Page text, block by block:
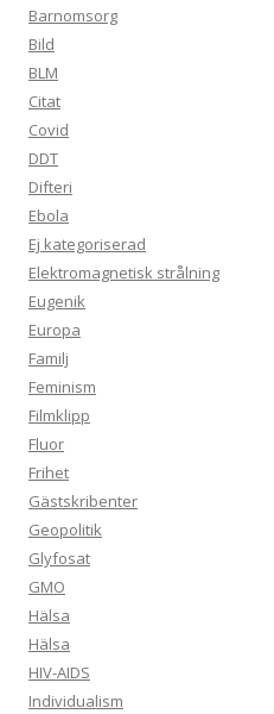
Barnomsorg
Bild
BLM
Citat
Covid
DDT
Difteri
Ebola
Ej kategoriserad
Elektromagnetisk strålning
Eugenik
Europa
Familj
Feminism
Filmklipp
Fluor
Frihet
Gästskribenter
Geopolitik
Glyfosat
GMO
Hälsa
Hälsa
HIV-AIDS
Individualism